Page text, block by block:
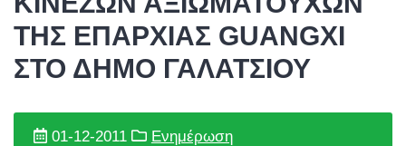
ΤΗΣ ΕΠΑΡΧΙΑΣ GUANGXI
ΣΤΟ ΔΗΜΟ ΓΑΛΑΤΣΙΟΥ
01-12-2011 Ενημέρωση